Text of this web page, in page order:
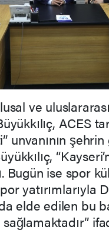
ve
ACES
unvanının
Bugün ise spor
yatırımlarıyla
elde edilen bu